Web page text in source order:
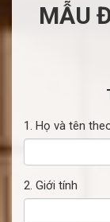
MẪU
1. Họ và tên
2. Giới tính